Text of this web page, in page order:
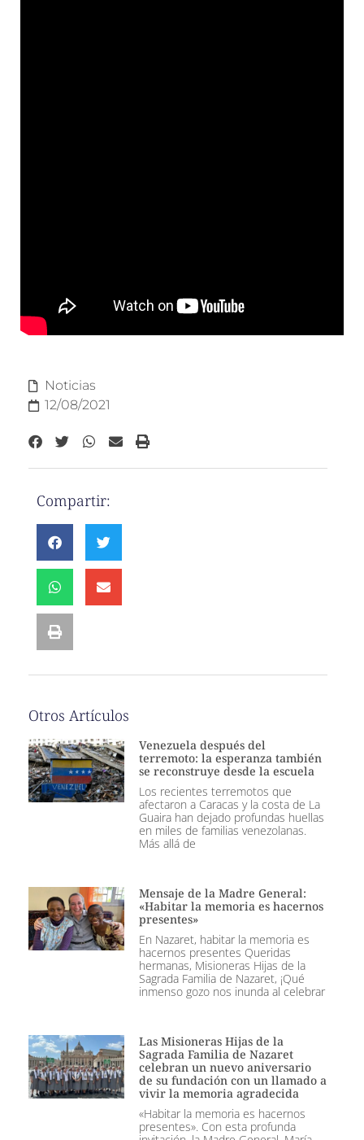
Noticias
12/08/2021
Compartir:
Otros Artículos
Venezuela después del
terremoto: la esperanza también
se reconstruye desde la escuela
Los recientes terremotos que
afectaron a Caracas y la costa de La
Guaira han dejado profundas huellas
en miles de familias venezolanas.
Más allá de
Mensaje de la Madre General:
«Habitar la memoria es hacernos
presentes»
En Nazaret, habitar la memoria es
hacernos presentes Queridas
hermanas, Misioneras Hijas de la
Sagrada Familia de Nazaret, ¡Qué
inmenso gozo nos inunda al celebrar
Las Misioneras Hijas de la
Sagrada Familia de Nazaret
celebran un nuevo aniversario
de su fundación con un llamado a
vivir la memoria agradecida
«Habitar la memoria es hacernos
presentes». Con esta profunda